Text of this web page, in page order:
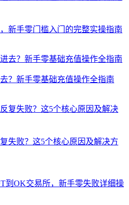
新手零门槛入门的完整实操指南
？新手零基础充值操作全指南
失败？这5个核心原因及解决方